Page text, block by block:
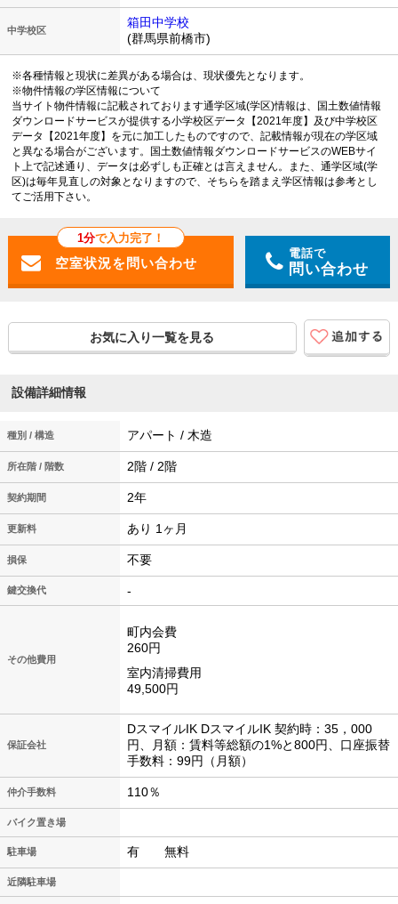
中学校区
箱田中学校
(群馬県前橋市)
※各種情報と現状に差異がある場合は、現状優先となります。
※物件情報の学区情報について
当サイト物件情報に記載されております通学区域(学区)情報は、国土数値情報
ダウンロードサービスが提供する小学校区データ【2021年度】及び中学校区
データ【2021年度】を元に加工したものですので、記載情報が現在の学区域
と異なる場合がございます。国土数値情報ダウンロードサービスのWEBサイ
ト上で記述通り、データは必ずしも正確とは言えません。また、通学区域(学
区)は毎年見直しの対象となりますので、そちらを踏まえ学区情報は参考とし
てご活用下さい。
1分で入力完了！
電話で
問い合わせ
お気に入り一覧を見る
設備詳細情報
種別 / 構造 アパート / 木造
所在階 / 階数 2階 / 2階
契約期間 2年
更新料 あり 1ヶ月
損保 不要
鍵交換代 -
その他費用
町内会費
260円
室内清掃費用
49,500円
保証会社
DスマイルIK DスマイルIK 契約時：35，000
円、月額：賃料等総額の1%と800円、口座振替
手数料：99円（月額）
仲介手数料 110％
バイク置き場
駐車場 有 無料
近隣駐車場